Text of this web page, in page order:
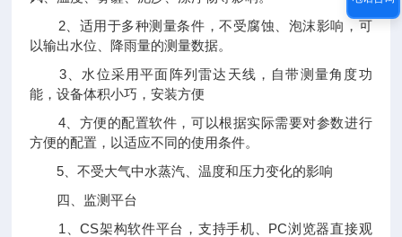
2、适用于多种测量条件，不受腐蚀、泡沫影响，可
以输出水位、降雨量的测量数据。
3、水位采用平面阵列雷达天线，自带测量角度功
能，设备体积小巧，安装方便
4、方便的配置软件，可以根据实际需要对参数进行
方便的配置，以适应不同的使用条件。
5、不受大气中水蒸汽、温度和压力变化的影响
四、监测平台
1、CS架构软件平台，支持手机、PC浏览器直接观